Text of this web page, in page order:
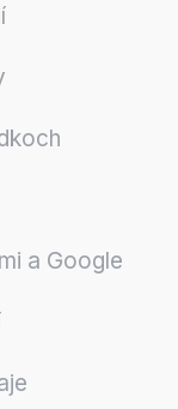
a Google